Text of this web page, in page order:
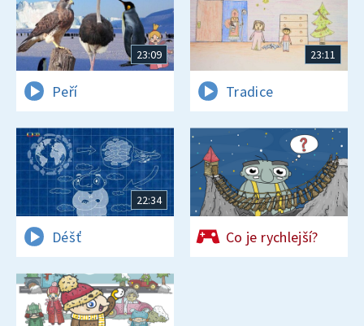
23:09
Peří
23:11
Tradice
22:34
Déšť Co je rychlejší?